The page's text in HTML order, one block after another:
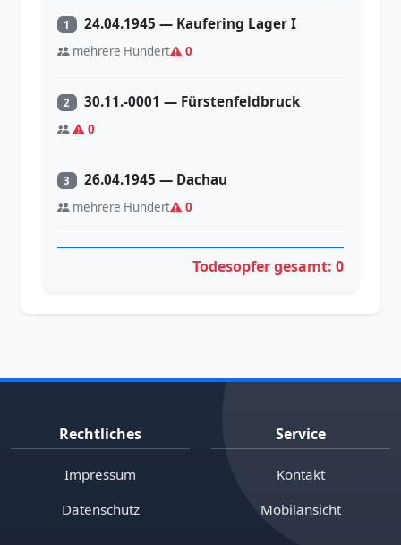
1 24.04.1945 — Kaufering Lager I
mehrere Hundert 0
2 30.11.-0001 — Fürstenfeldbruck
0
3 26.04.1945 — Dachau
mehrere Hundert 0
Todesopfer gesamt: 0
Rechtliches
Impressum
Datenschutz
Service
Kontakt
Mobilansicht